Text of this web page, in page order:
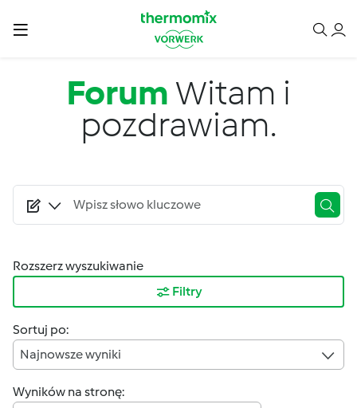
Forum Witam i
pozdrawiam.
Rozszerz wyszukiwanie
Filtry
Sortuj po:
Najnowsze wyniki
Wyników na stronę: